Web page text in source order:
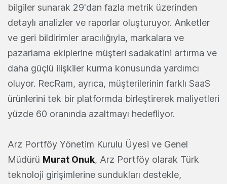
bilgiler sunarak 29'dan fazla metrik üzerinden
detaylı analizler ve raporlar oluşturuyor. Anketler
ve geri bildirimler aracılığıyla, markalara ve
pazarlama ekiplerine müşteri sadakatini artırma ve
daha güçlü ilişkiler kurma konusunda yardımcı
oluyor. RecRam, ayrıca, müşterilerinin farklı SaaS
ürünlerini tek bir platformda birleştirerek maliyetleri
yüzde 60 oranında azaltmayı hedefliyor.
Arz Portföy Yönetim Kurulu Üyesi ve Genel
Müdürü Murat Onuk, Arz Portföy olarak Türk
teknoloji girişimlerine sundukları destekle,